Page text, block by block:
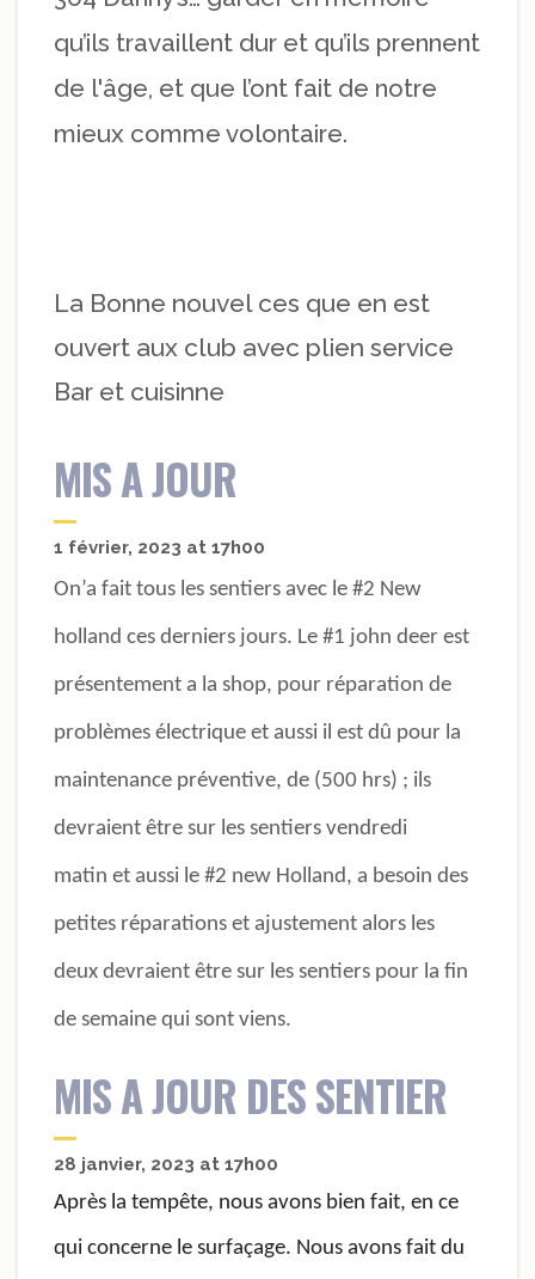
qu’ils travaillent dur et qu’ils prennent
de l'âge, et que l’ont fait de notre
mieux comme volontaire.
La Bonne nouvel ces que en est
ouvert aux club avec plien service
Bar et cuisinne
MIS A JOUR
1 février, 2023 at 17h00
On’a fait tous les sentiers avec le #2 New
holland ces derniers jours. Le #1 john deer est
présentement a la shop, pour réparation de
problèmes électrique et aussi il est dû pour la
maintenance préventive, de (500 hrs) ; ils
devraient être sur les sentiers vendredi
matin et aussi le #2 new Holland, a besoin des
petites réparations et ajustement alors les
deux devraient être sur les sentiers pour la fin
de semaine qui sont viens.
MIS A JOUR DES SENTIER
28 janvier, 2023 at 17h00
Après la tempête, nous avons bien fait, en ce
qui concerne le surfaçage. Nous avons fait du